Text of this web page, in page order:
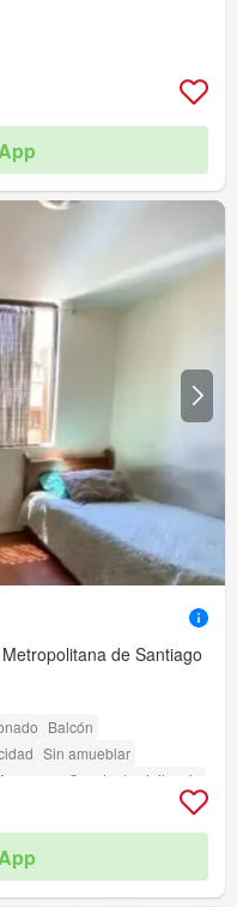
de Santiago
Balcón
Sin amueblar
Ascensor
Caseta de vigilancia